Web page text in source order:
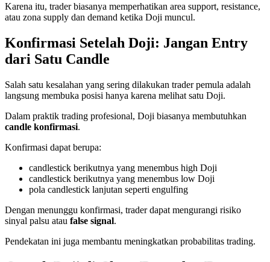
Karena itu, trader biasanya memperhatikan area support, resistance,
atau zona supply dan demand ketika Doji muncul.
Konfirmasi Setelah Doji: Jangan Entry
dari Satu Candle
Salah satu kesalahan yang sering dilakukan trader pemula adalah
langsung membuka posisi hanya karena melihat satu Doji.
Dalam praktik trading profesional, Doji biasanya membutuhkan
candle konfirmasi.
Konfirmasi dapat berupa:
candlestick berikutnya yang menembus high Doji
candlestick berikutnya yang menembus low Doji
pola candlestick lanjutan seperti engulfing
Dengan menunggu konfirmasi, trader dapat mengurangi risiko
sinyal palsu atau false signal.
Pendekatan ini juga membantu meningkatkan probabilitas trading.